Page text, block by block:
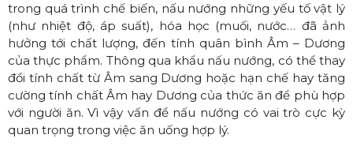
trong quá trình chế biến, nấu nướng những yếu tố vật lý
(như nhiệt độ, áp suất), hóa học (muối, nước… đã ảnh
hưởng tới chất lượng, đến tính quân bình Âm – Dương
của thực phẩm. Thông qua khẩu nấu nướng, có thể thay
đổi tính chất từ Âm sang Dương hoặc hạn chế hay tăng
cường tính chất Âm hay Dương của thức ăn để phù hợp
với người ăn. Vì vậy vấn để nấu nướng có vai trò cực kỳ
quan trọng trong việc ăn uống hợp lý.